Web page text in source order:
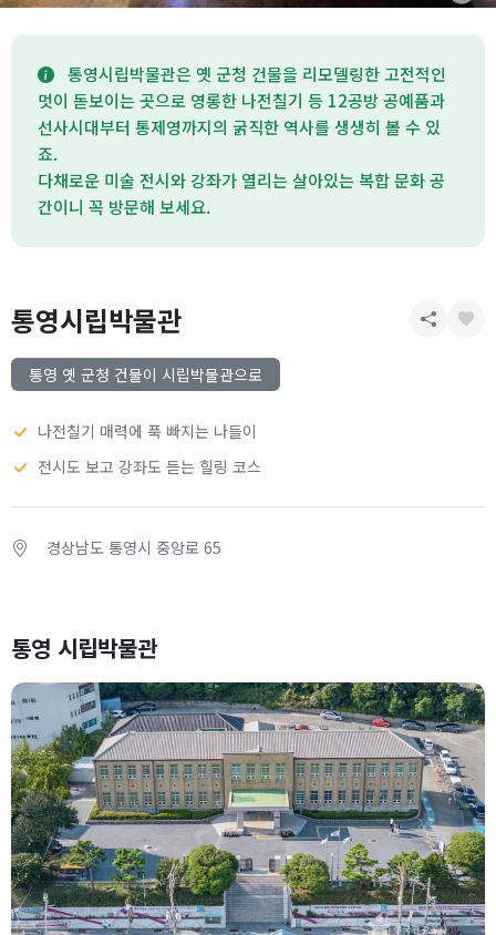
통영시립박물관은 옛 군청 건물을 리모델링한 고전적인
멋이 돋보이는 곳으로 영롱한 나전칠기 등 12공방 공예품과
선사시대부터 통제영까지의 굵직한 역사를 생생히 볼 수 있
죠.
다채로운 미술 전시와 강좌가 열리는 살아있는 복합 문화 공
간이니 꼭 방문해 보세요.
통영 시립박물관
통영시립박물관
통영 옛 군청 건물이 시립박물관으로
나전칠기 매력에 푹 빠지는 나들이
전시도 보고 강좌도 듣는 힐링 코스
경상남도 통영시 중앙로 65